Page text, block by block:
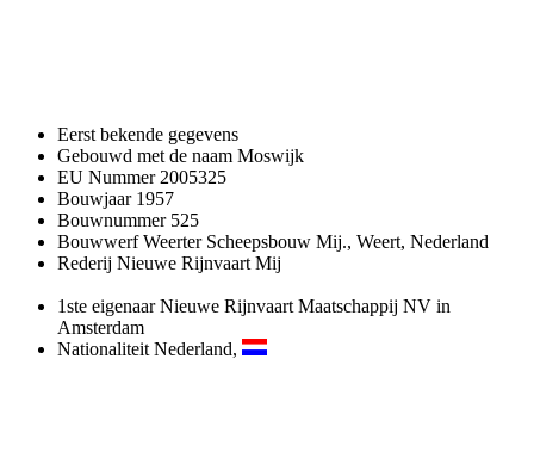
Eerst bekende gegevens
Gebouwd met de naam Moswijk
EU Nummer 2005325
Bouwjaar 1957
Bouwnummer 525
Bouwwerf Weerter Scheepsbouw Mij., Weert, Nederland
Rederij Nieuwe Rijnvaart Mij
1ste eigenaar Nieuwe Rijnvaart Maatschappij NV in
Amsterdam
Nationaliteit Nederland,